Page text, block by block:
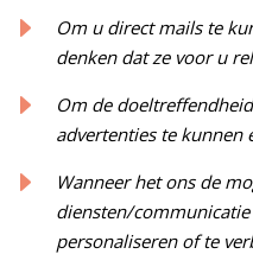
Om u direct mails te
denken dat ze voor u
Om de
advertenties te kunnen
Wanneer het ons de
diensten/
personaliseren of te